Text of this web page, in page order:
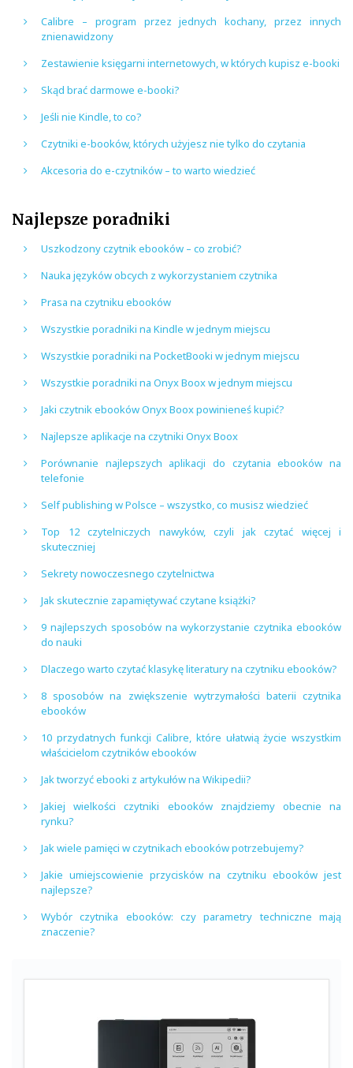
Calibre – program przez jednych kochany, przez innych
znienawidzony
Zestawienie księgarni internetowych, w których kupisz e-booki
Skąd brać darmowe e-booki?
Jeśli nie Kindle, to co?
Czytniki e-booków, których użyjesz nie tylko do czytania
Akcesoria do e-czytników – to warto wiedzieć
Najlepsze poradniki
Uszkodzony czytnik ebooków – co zrobić?
Nauka języków obcych z wykorzystaniem czytnika
Prasa na czytniku ebooków
Wszystkie poradniki na Kindle w jednym miejscu
Wszystkie poradniki na PocketBooki w jednym miejscu
Wszystkie poradniki na Onyx Boox w jednym miejscu
Jaki czytnik ebooków Onyx Boox powinieneś kupić?
Najlepsze aplikacje na czytniki Onyx Boox
Porównanie najlepszych aplikacji do czytania ebooków na
telefonie
Self publishing w Polsce – wszystko, co musisz wiedzieć
Top 12 czytelniczych nawyków, czyli jak czytać więcej i
skuteczniej
Sekrety nowoczesnego czytelnictwa
Jak skutecznie zapamiętywać czytane książki?
9 najlepszych sposobów na wykorzystanie czytnika ebooków
do nauki
Dlaczego warto czytać klasykę literatury na czytniku ebooków?
8 sposobów na zwiększenie wytrzymałości baterii czytnika
ebooków
10 przydatnych funkcji Calibre, które ułatwią życie wszystkim
właścicielom czytników ebooków
Jak tworzyć ebooki z artykułów na Wikipedii?
Jakiej wielkości czytniki ebooków znajdziemy obecnie na
rynku?
Jak wiele pamięci w czytnikach ebooków potrzebujemy?
Jakie umiejscowienie przycisków na czytniku ebooków jest
najlepsze?
Wybór czytnika ebooków: czy parametry techniczne mają
znaczenie?